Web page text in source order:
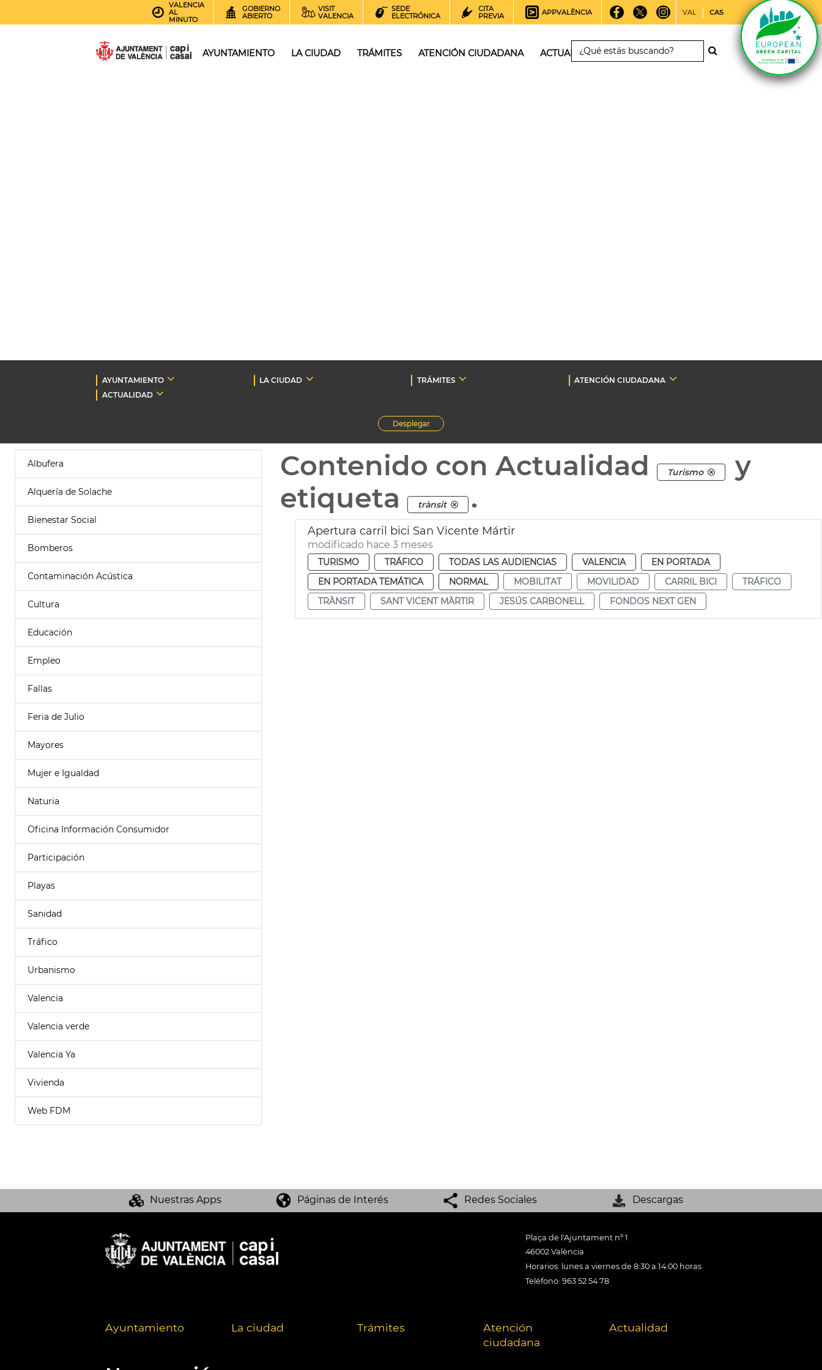
VALENCIA
AL
MINUTO
GOBIERNO
ABIERTO
VISIT
VALENCIA
SEDE
ELECTRÓNICA
CITA
PREVIA
APPVALÈNCIA VAL CAS
AYUNTAMIENTO LA CIUDAD TRÁMITES ATENCIÓN CIUDADANA ACTUALIDAD
AYUNTAMIENTO LA CIUDAD TRÁMITES
ATENCIÓN CIUDADANA
ACTUALIDAD
Desplegar
Albufera
Alquería de Solache
Bienestar Social
Bomberos
Contaminación Acústica
Cultura
Educación
Empleo
Fallas
Feria de Julio
Mayores
Mujer e Igualdad
Naturia
Oficina Información Consumidor
Participación
Playas
Sanidad
Tráfico
Urbanismo
Valencia
Valencia verde
Valencia Ya
Vivienda
Web FDM
Contenido con Actualidad Turismo
y
etiqueta
trànsit .
Apertura carril bici San Vicente Mártir
modificado hace 3 meses
TURISMO TRÁFICO TODAS LAS AUDIENCIAS VALENCIA
EN PORTADA
EN PORTADA TEMÁTICA
NORMAL MOBILITAT MOVILIDAD CARRIL BICI
TRÁFICO
TRÀNSIT
SANT VICENT MÀRTIR JESÚS CARBONELL FONDOS NEXT GEN
Nuestras Apps Páginas de Interés Redes Sociales Descargas
Plaça de l'Ajuntament nº 1
46002 València
Horarios: lunes a viernes de 8:30 a 14:00 horas
Teléfono: 963 52 54 78
Ayuntamiento La ciudad Trámites
Atención
ciudadana
Actualidad